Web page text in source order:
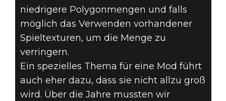
niedrigere Polygonmengen und falls
möglich das Verwenden vorhandener
Spieltexturen, um die Menge zu
verringern.
Ein spezielles Thema für eine Mod führt
auch eher dazu, dass sie nicht allzu groß
wird. Über die Jahre mussten wir